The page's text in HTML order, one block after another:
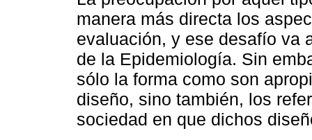
manera más directa los
evaluación, y ese desafío va
de la Epidemiología. Sin
sólo la forma como son
diseño, sino también, los
sociedad en que dichos